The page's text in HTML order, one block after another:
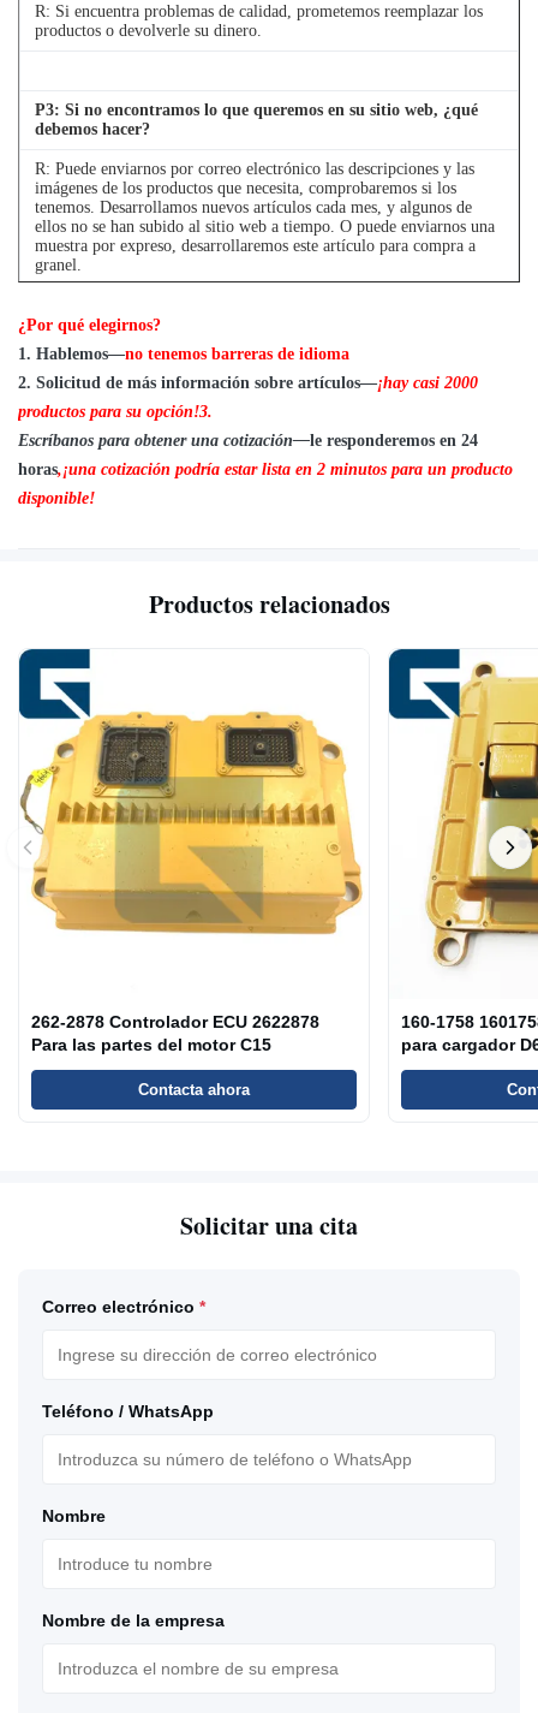
R: Si encuentra problemas de calidad, prometemos reemplazar los
productos o devolverle su dinero.
P3: Si no encontramos lo que queremos en su sitio web, ¿qué
debemos hacer?
R: Puede enviarnos por correo electrónico las descripciones y las
imágenes de los productos que necesita, comprobaremos si los
tenemos. Desarrollamos nuevos artículos cada mes, y algunos de
ellos no se han subido al sitio web a tiempo. O puede enviarnos una
muestra por expreso, desarrollaremos este artículo para compra a
granel.
P4 : ¿Podemos comprar 1 unidad de cada artículo para pruebas
de calidad?
R: Sí, nos complace enviar 1 unidad para pruebas de calidad si
tenemos el artículo que necesita en stock
¿Por qué elegirnos?
1 . Hablemos—no tenemos barreras de idioma
2. Solicitud de más información sobre artículos—¡hay casi 2000
productos para su opción!3.
Escríbanos para obtener una cotización—le responderemos en 24
horas,¡una cotización podría estar lista en 2 minutos para un producto
disponible!
Productos relacionados
262-2878 Controlador ECU 2622878
Para las partes del motor C15
Contacta ahora
160-1758
para cargador
Solicitar una cita
Correo electrónico *
Teléfono / WhatsApp
Nombre
Nombre de la empresa